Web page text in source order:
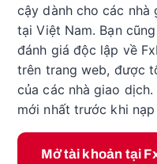
cậy dành cho các nhà
tại Việt Nam. Bạn
đánh giá độc lập về
trên trang web, được
của các nhà giao
mới nhất trước khi
Mở tài khoản tại